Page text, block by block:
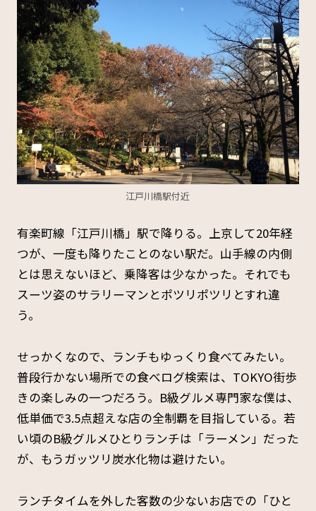
江戸川橋駅付近
有楽町線「江戸川橋」駅で降りる。上京して20年経
つが、一度も降りたことのない駅だ。山手線の内側
とは思えないほど、乗降客は少なかった。それでも
スーツ姿のサラリーマンとポツリポツリとすれ違
う。
せっかくなので、ランチもゆっくり食べてみたい。
普段行かない場所での食べログ検索は、TOKYO街歩
きの楽しみの一つだろう。B級グルメ専門家な僕は、
低単価で3.5点超えな店の全制覇を目指している。若
い頃のB級グルメひとりランチは「ラーメン」だった
が、もうガッツリ炭水化物は避けたい。
ランチタイムを外した客数の少ないお店での「ひと